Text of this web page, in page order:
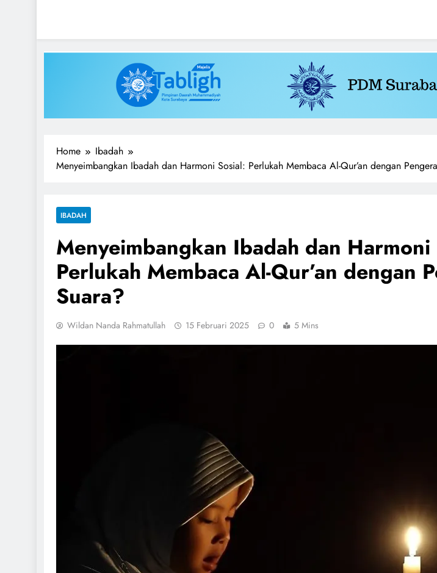
Home
Ibadah
Menyeimbangkan Ibadah dan Harmoni Sosial: Perlukah Membaca Al-Qur’an dengan
IBADAH
Menyeimbangkan Ibadah dan Harmoni
Perlukah Membaca Al-Qur’an dengan
Suara?
Wildan Nanda Rahmatullah 15 Februari 2025 0 5 Mins
Witirmu Bersama Imam
11 Maret 2026